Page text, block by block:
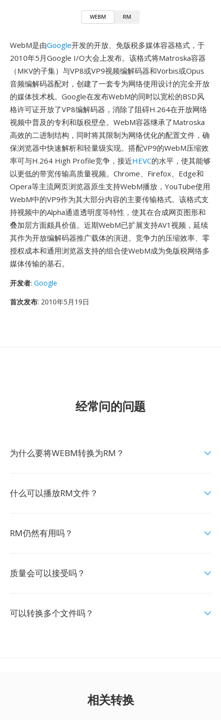
WEBM RM
WebM是由Google开发的开放、免版税多媒体容器格式，于
2010年5月Google I/O大会上发布。该格式将Matroska容器
（MKV的子集）与VP8或VP9视频编解码器和Vorbis或Opus
音频编解码器配对，创建了一套专为网络使用设计的完全开放
的媒体技术栈。Google在发布WebM的同时以宽松的BSD风
格许可证开放了VP8编解码器，消除了阻碍H.264在开放网络
视频中普及的专利和版税壁垒。WebM容器继承了Matroska
高效的二进制结构，同时将其限制为网络优化的配置文件，确
保浏览器中快速解析和轻量级实现。搭配VP9的WebM压缩效
率可与H.264 High Profile竞争，接近HEVC的水平，使其能够
以更低的带宽传输高质量视频。Chrome、Firefox、Edge和
Opera等主流网页浏览器原生支持WebM播放，YouTube使用
WebM中的VP9作为其大部分内容的主要传输格式。该格式支
持视频中的Alpha通道透明度等特性，使其在合成网页图形和
叠加层方面颇具价值。近期WebM已扩展支持AV1视频，延续
其作为开放编解码器推广载体的演进。竞争力的压缩效率、零
授权成本和通用浏览器支持的组合使WebM成为免版税网络多
媒体传输的基石。
开发者: Google
首次发布: 2010年5月19日
经常问的问题
为什么要将WEBM转换为RM？
什么可以播放RM文件？
RM仍然有用吗？
质量会可以接受吗？
可以转换多个文件吗？
相关转换